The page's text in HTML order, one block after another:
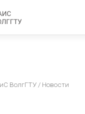
ВолгГТУ / Новости